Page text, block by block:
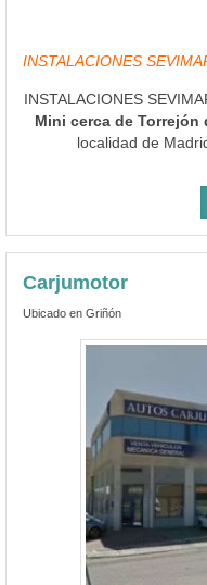
INSTALACIONES
INSTALACIONES
Mini cerca de Torrejón
localidad de
Carjumotor
Ubicado en Griñón